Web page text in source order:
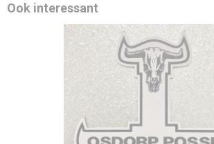
Ook interessant